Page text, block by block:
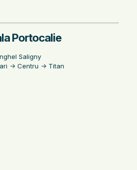
Portocalie
Saligny
-> Centru -> Titan